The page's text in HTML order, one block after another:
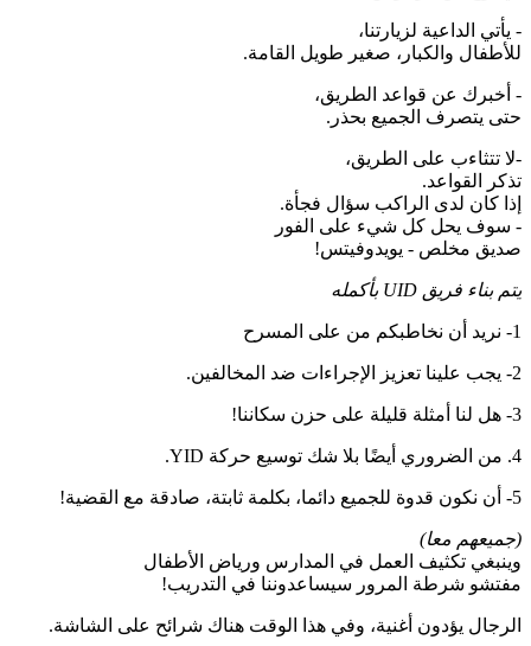
- يأتي الداعية لزيارتنا،
للأطفال والكبار، صغير طويل القامة.
- أخبرك عن قواعد الطريق،
حتى يتصرف الجميع بحذر.
-لا تتثاءب على الطريق،
تذكر القواعد.
إذا كان لدى الراكب سؤال فجأة.
- سوف يحل كل شيء على الفور
صديق مخلص - يويدوفيتس!
يتم بناء فريق UID بأكمله
1- نريد أن نخاطبكم من على المسرح
2- يجب علينا تعزيز الإجراءات ضد المخالفين.
3- هل لنا أمثلة قليلة على حزن سكاننا!
4. من الضروري أيضًا بلا شك توسيع حركة YID.
5- أن نكون قدوة للجميع دائما، بكلمة ثابتة، صادقة مع القضية!
(جميعهم معا)
وينبغي تكثيف العمل في المدارس ورياض الأطفال
مفتشو شرطة المرور سيساعدوننا في التدريب!
الرجال يؤدون أغنية، وفي هذا الوقت هناك شرائح على الشاشة.